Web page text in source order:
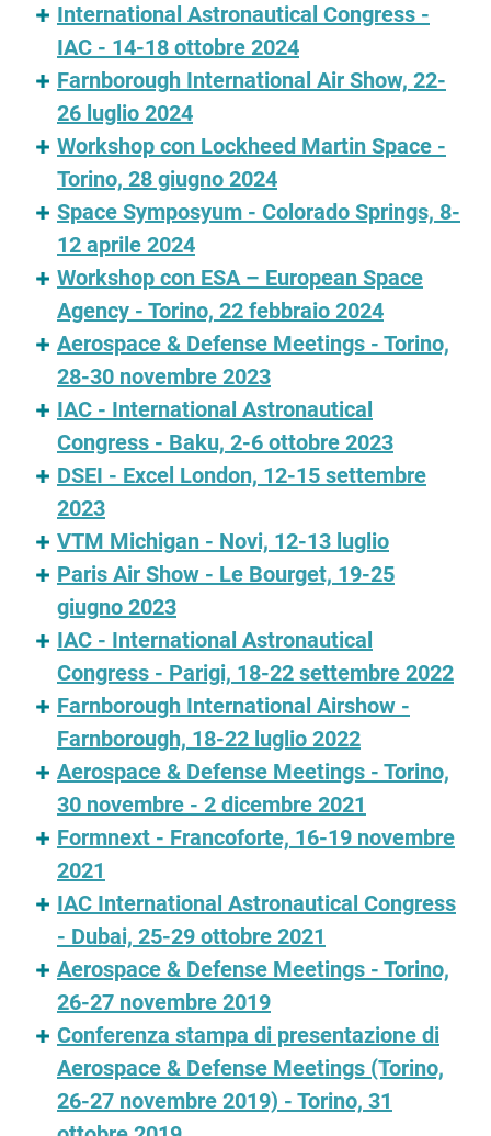
International Astronautical Congress -
IAC - 14-18 ottobre 2024
Farnborough International Air Show, 22-
26 luglio 2024
Workshop con Lockheed Martin Space -
Torino, 28 giugno 2024
Space Symposyum - Colorado Springs, 8-
12 aprile 2024
Workshop con ESA – European Space
Agency - Torino, 22 febbraio 2024
Aerospace & Defense Meetings - Torino,
28-30 novembre 2023
IAC - International Astronautical
Congress - Baku, 2-6 ottobre 2023
DSEI - Excel London, 12-15 settembre
2023
VTM Michigan - Novi, 12-13 luglio
Paris Air Show - Le Bourget, 19-25
giugno 2023
IAC - International Astronautical
Congress - Parigi, 18-22 settembre 2022
Farnborough International Airshow -
Farnborough, 18-22 luglio 2022
Aerospace & Defense Meetings - Torino,
30 novembre - 2 dicembre 2021
Formnext - Francoforte, 16-19 novembre
2021
IAC International Astronautical Congress
- Dubai, 25-29 ottobre 2021
Aerospace & Defense Meetings - Torino,
26-27 novembre 2019
Conferenza stampa di presentazione di
Aerospace & Defense Meetings (Torino,
26-27 novembre 2019) - Torino, 31